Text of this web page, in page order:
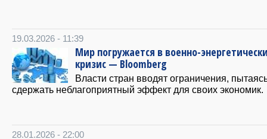
19.03.2026 - 11:39
Мир погружается в военно-
кризис — Bloomberg
Власти стран вводят ограничения,
сдержать неблагоприятный эффект для своих экономик.
28.01.2026 - 22:00